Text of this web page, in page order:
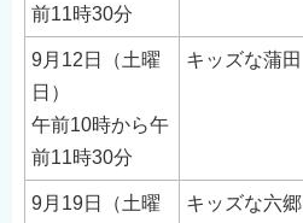
前11時30分
9月12日（土曜
日）
午前10時から午
前11時30分
キッズな蒲田
9月19日（土曜
キッズな六郷